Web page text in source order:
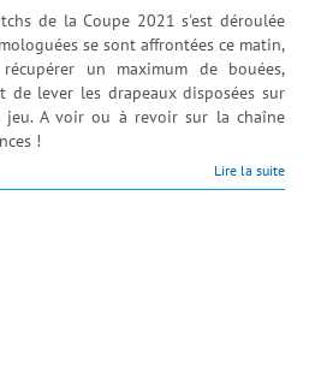
de la Coupe 2021 s'est déroulée
se sont affrontées ce matin,
un maximum de bouées,
de lever les drapeaux disposées sur
jeu. A voir ou à revoir sur la chaîne
!
Lire la suite